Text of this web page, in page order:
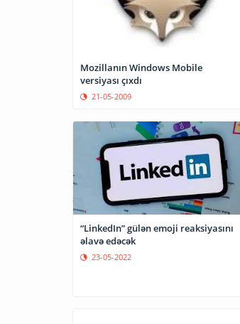
Mozillanın Windows Mobile
versiyası çıxdı
21-05-2009
“LinkedIn” gülən emoji reaksiyasını
əlavə edəcək
23-05-2022